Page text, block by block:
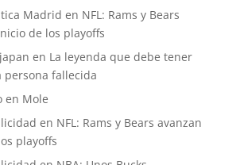
Madrid en NFL: Rams y Bears
de los playoffs
en La leyenda que debe tener
persona fallecida
en Mole
en NFL: Rams y Bears avanzan
playoffs